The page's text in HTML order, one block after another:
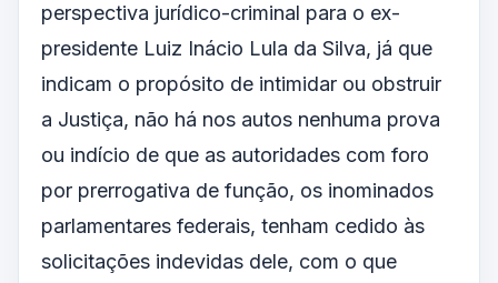
perspectiva jurídico-criminal para o ex-
presidente Luiz Inácio Lula da Silva, já que
indicam o propósito de intimidar ou obstruir
a Justiça, não há nos autos nenhuma prova
ou indício de que as autoridades com foro
por prerrogativa de função, os inominados
parlamentares federais, tenham cedido às
solicitações indevidas dele, com o que